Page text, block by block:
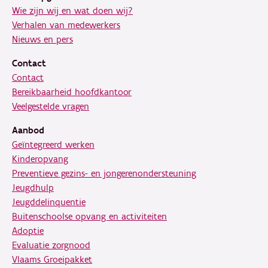
Wie zijn wij en wat doen wij?
Verhalen van medewerkers
Nieuws en pers
Contact
Contact
Bereikbaarheid hoofdkantoor
Veelgestelde vragen
Aanbod
Geïntegreerd werken
Kinderopvang
Preventieve gezins- en jongerenondersteuning
Jeugdhulp
Jeugddelinquentie
Buitenschoolse opvang en activiteiten
Adoptie
Evaluatie zorgnood
Vlaams Groeipakket